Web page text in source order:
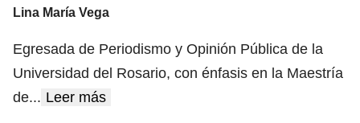
Lina María Vega
Egresada de Periodismo y Opinión Pública de la
Universidad del Rosario, con énfasis en la Maestría
de... Leer más